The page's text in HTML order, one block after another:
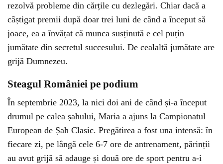
rezolvă probleme din cărțile cu dezlegări. Chiar dacă a
câștigat premii după doar trei luni de când a început să
joace, ea a învățat că munca susținută e cel puțin
jumătate din secretul succesului. De cealaltă jumătate are
grijă Dumnezeu.
Steagul României pe podium
În septembrie 2023, la nici doi ani de când și-a început
drumul pe calea șahului, Maria a ajuns la Campionatul
European de Șah Clasic. Pregătirea a fost una intensă: în
fiecare zi, pe lângă cele 6-7 ore de antrenament, părinții
au avut grijă să adauge și două ore de sport pentru a-i